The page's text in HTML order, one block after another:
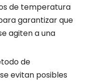
de temperatura
garantizar que
agiten a una
de
evitan posibles